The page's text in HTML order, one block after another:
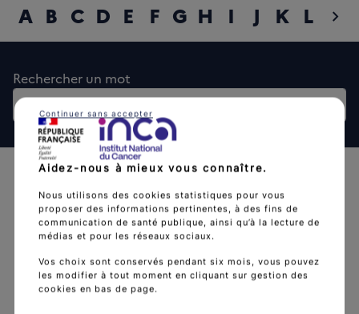
chevron_right
A B C D E F G H I J K L M
Rechercher un mot
L'Institut national du cancer est l’agence d'expertise
sanitaire et scientifique en cancérologie de l’État.
Aidez-nous à mieux vous connaître.
Nous utilisons des cookies statistiques pour vous
proposer des informations pertinentes, à des fins de
communication de santé publique, ainsi qu’à la lecture de
médias et pour les réseaux sociaux.
Vos choix sont conservés pendant six mois, vous pouvez
les modifier à tout moment en cliquant sur gestion des
cookies en bas de page.
Continuer sans accepter